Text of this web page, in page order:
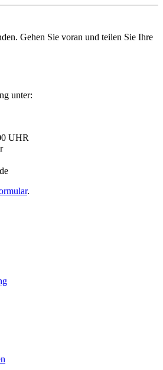
Gehen Sie voran und teilen Sie Ihre
unter:
UHR
.